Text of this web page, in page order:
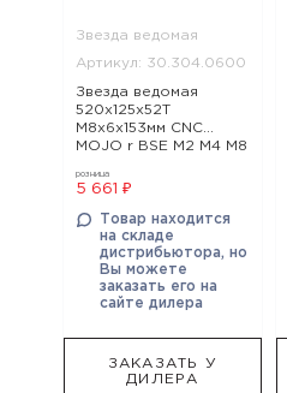
Звезда ведомая
Артикул: 30.304.0600
Звезда ведомая
520x125x52Т
М8х6х153мм CNC
MOJO r BSE M2 M4 M8
30.304.0600
розница
5 661 ₽
Товар находится
на складе
дистрибьютора, но
Вы можете
заказать его на
сайте дилера
ЗАКАЗАТЬ У
ДИЛЕРА